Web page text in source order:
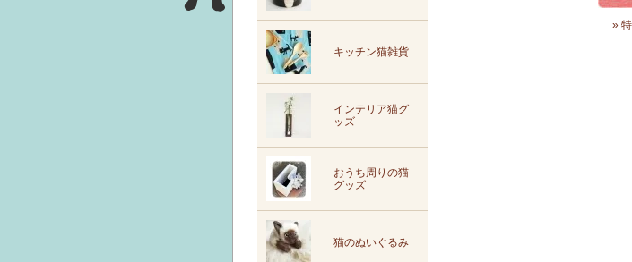
キッチン猫雑貨
インテリア猫グ
ッズ
おうち周りの猫
グッズ
猫のぬいぐるみ
»